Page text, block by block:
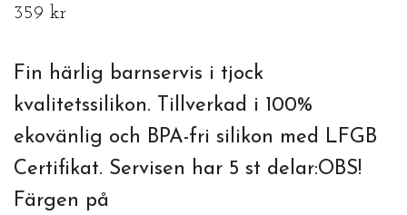
359 kr
Fin härlig barnservis i tjock
kvalitetssilikon. Tillverkad i 100%
ekovänlig och BPA-fri silikon med LFGB
Certifikat. Servisen har 5 st delar:OBS!
Färgen på